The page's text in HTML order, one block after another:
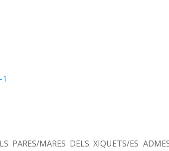
PARES/MARES DELS XIQUETS/ES